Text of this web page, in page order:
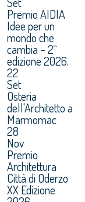
Premio AIDIA
Idee per un
mondo che
cambia – 2^
edizione 2026.
22
Set
Osteria
dell'Architetto a
Marmomac
28
Nov
Premio
Architettura
Città di Oderzo
XX Edizione